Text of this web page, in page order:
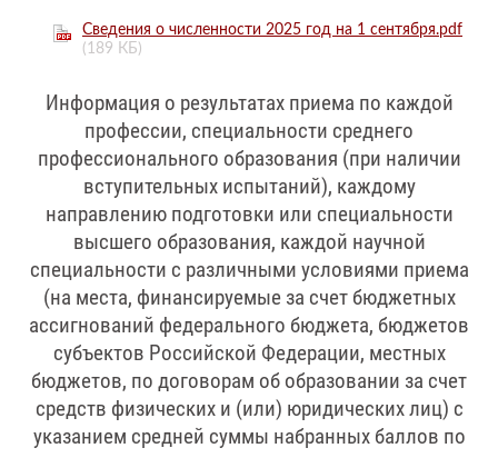
Сведения о численности 2025 год на 1 сентября.pdf
(189 КБ)
Информация о результатах приема по каждой
профессии, специальности среднего
профессионального образования (при наличии
вступительных испытаний), каждому
направлению подготовки или специальности
высшего образования, каждой научной
специальности с различными условиями приема
(на места, финансируемые за счет бюджетных
ассигнований федерального бюджета, бюджетов
субъектов Российской Федерации, местных
бюджетов, по договорам об образовании за счет
средств физических и (или) юридических лиц) с
указанием средней суммы набранных баллов по